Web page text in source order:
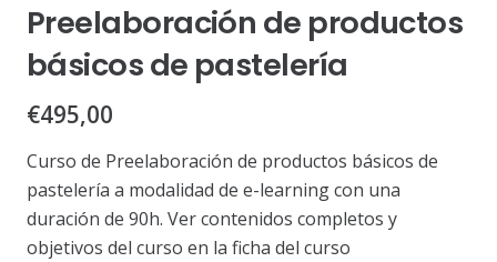
Preelaboración de productos
básicos de pastelería
€495,00
Curso de Preelaboración de productos básicos de
pastelería a modalidad de e-learning con una
duración de 90h. Ver contenidos completos y
objetivos del curso en la ficha del curso